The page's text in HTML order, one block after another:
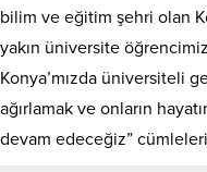
bilim ve eğitim şehri olan
yakın üniversite
Konya’mızda üniversiteli
ağırlamak ve onların
devam edeceğiz”